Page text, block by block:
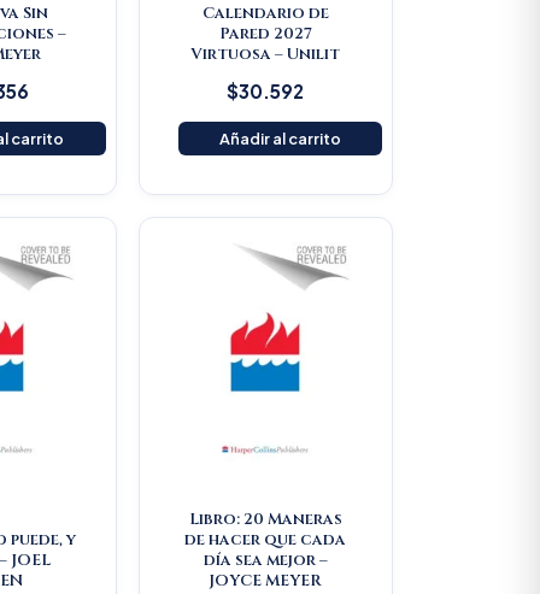
Sin
–
carrito
Calendario de
Pared 2027
Virtuosa – Unilit
$30.592
Añadir al carrito
puede, y
JOEL
Libro: 20 Maneras
de hacer que cada
día sea mejor –
JOYCE MEYER